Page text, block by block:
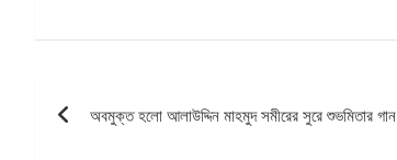
ন্যাভিগেশন
অবমুক্ত হলো আলাউদ্দিন মাহমুদ সমীরের সুরে শুভমিতার গান